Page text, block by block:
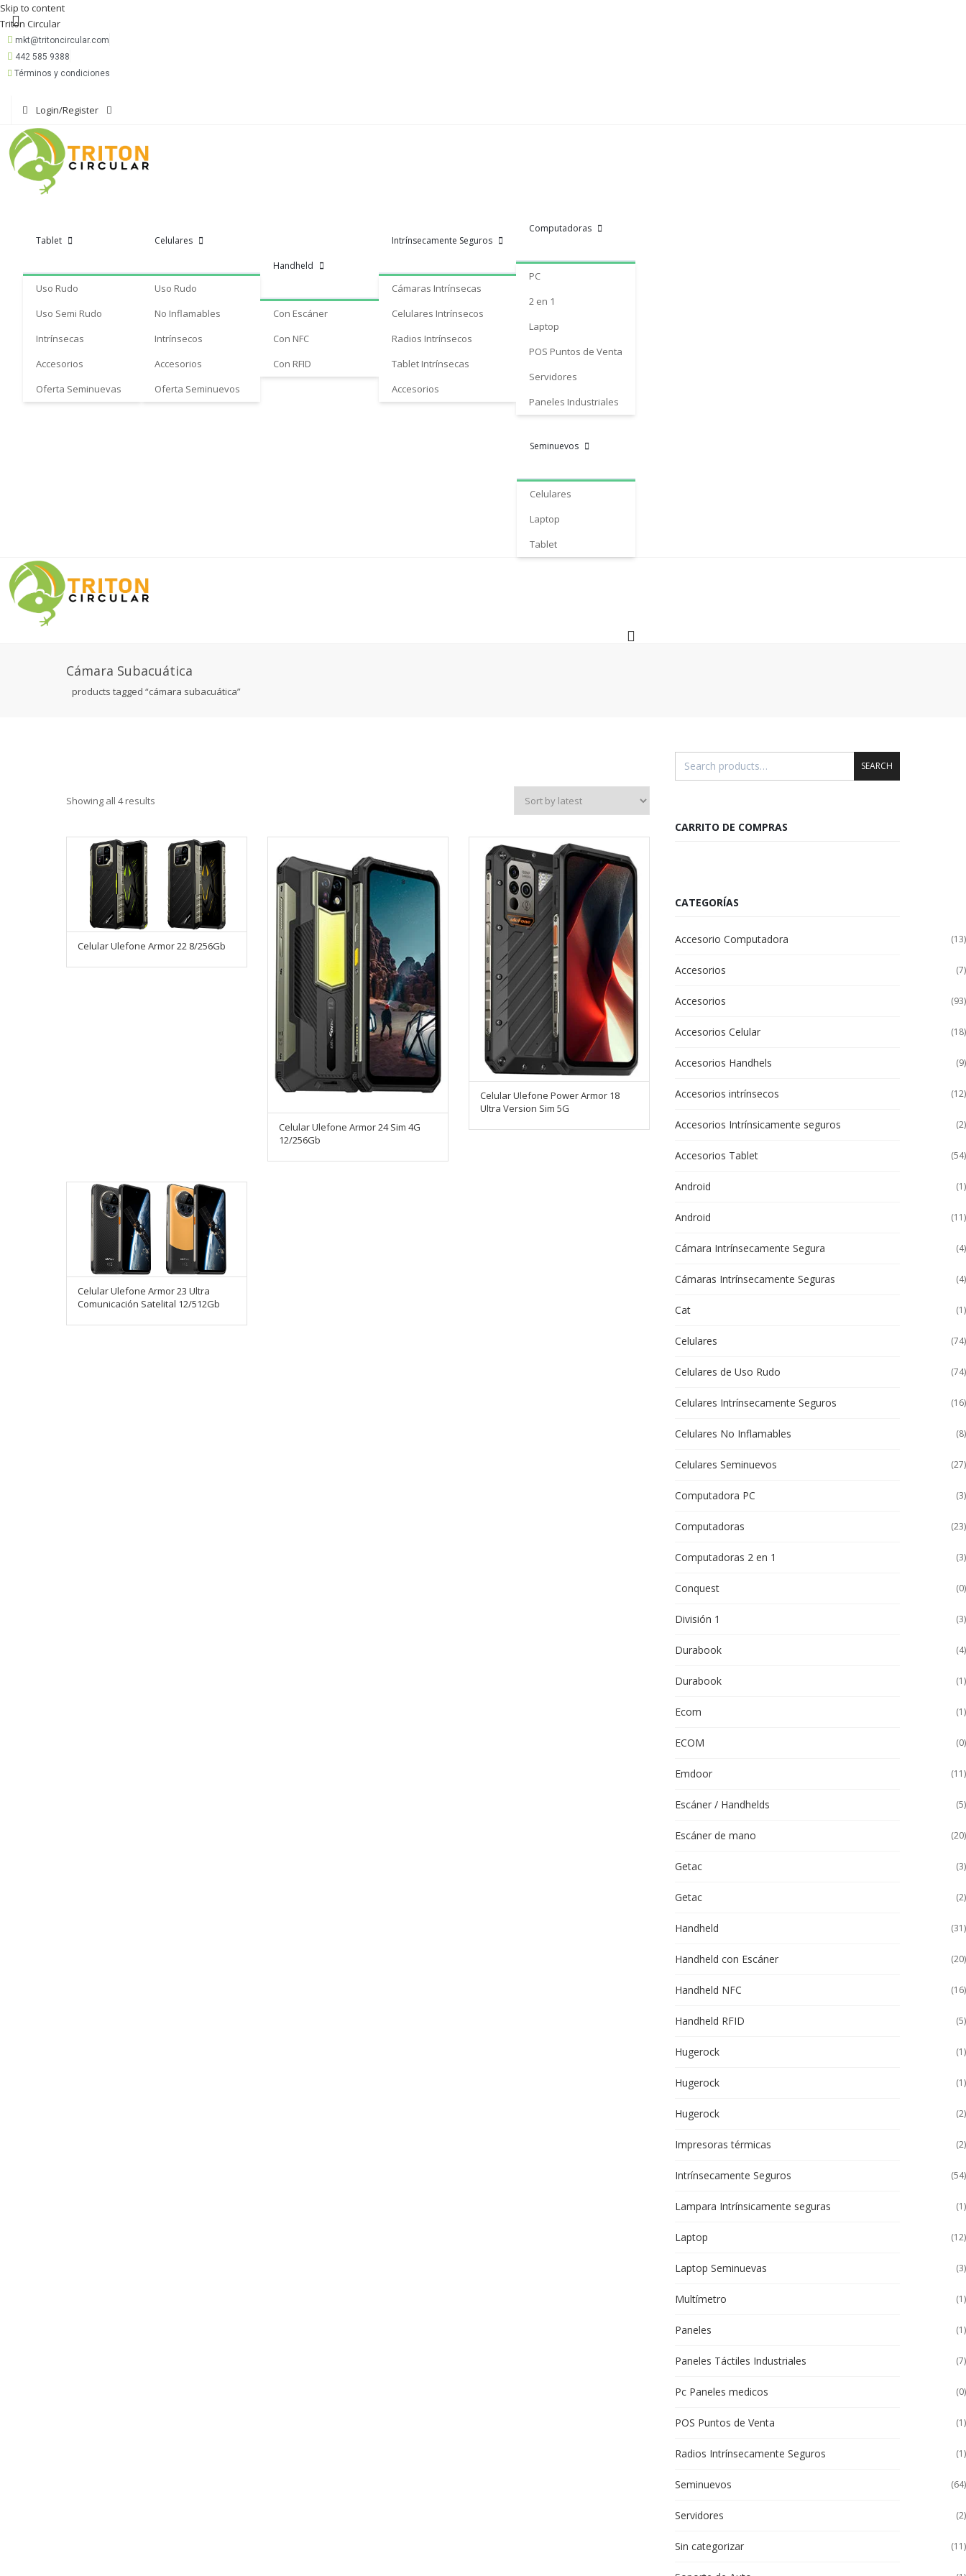
Skip to content
Triton Circular
mkt@tritoncircular.com
442 585 9388
Términos y condiciones
Login/Register
Tablet
Uso Rudo
Uso Semi Rudo
Intrínsecas
Accesorios
Oferta Seminuevas
Celulares
Uso Rudo
No Inflamables
Intrínsecos
Accesorios
Oferta Seminuevos
Handheld
Con Escáner
Con NFC
Con RFID
Intrínsecamente Seguros
Cámaras Intrínsecas
Celulares Intrínsecos
Radios Intrínsecos
Tablet Intrínsecas
Accesorios
Computadoras
PC
2 en 1
Laptop
POS Puntos de Venta
Servidores
Paneles Industriales
Seminuevos
Celulares
Laptop
Tablet
Cámara Subacuática
products tagged “cámara subacuática”
Showing all 4 results
Celular Ulefone Armor 22 8/256Gb
Celular Ulefone Armor 24 Sim 4G
12/256Gb
Celular Ulefone Power Armor 18
Ultra Version Sim 5G
Celular Ulefone Armor 23 Ultra
Comunicación Satelital 12/512Gb
SEARCH
CARRITO DE COMPRAS
CATEGORÍAS
Accesorio Computadora (13)
Accesorios (7)
Accesorios (93)
Accesorios Celular (18)
Accesorios Handhels (9)
Accesorios intrínsecos (12)
Accesorios Intrínsicamente seguros (2)
Accesorios Tablet (54)
Android (1)
Android (11)
Cámara Intrínsecamente Segura (4)
Cámaras Intrínsecamente Seguras (4)
Cat (1)
Celulares (74)
Celulares de Uso Rudo (74)
Celulares Intrínsecamente Seguros (16)
Celulares No Inflamables (8)
Celulares Seminuevos (27)
Computadora PC (3)
Computadoras (23)
Computadoras 2 en 1 (3)
Conquest (0)
División 1 (3)
Durabook (4)
Durabook (1)
Ecom (1)
ECOM (0)
Emdoor (11)
Escáner / Handhelds (5)
Escáner de mano (20)
Getac (3)
Getac (2)
Handheld (31)
Handheld con Escáner (20)
Handheld NFC (16)
Handheld RFID (5)
Hugerock (1)
Hugerock (1)
Hugerock (2)
Impresoras térmicas (2)
Intrínsecamente Seguros (54)
Lampara Intrínsicamente seguras (1)
Laptop (12)
Laptop Seminuevas (3)
Multímetro (1)
Paneles (1)
Paneles Táctiles Industriales (7)
Pc Paneles medicos (0)
POS Puntos de Venta (1)
Radios Intrínsecamente Seguros (1)
Seminuevos (64)
Servidores (2)
Sin categorizar (11)